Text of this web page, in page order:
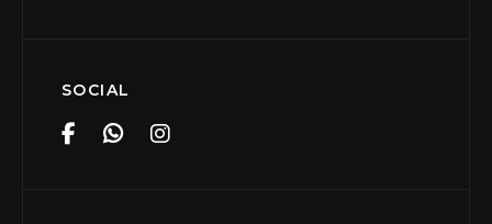
SOCIAL